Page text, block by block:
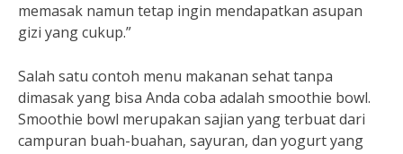
memasak namun tetap ingin mendapatkan asupan
gizi yang cukup.”
Salah satu contoh menu makanan sehat tanpa
dimasak yang bisa Anda coba adalah smoothie bowl.
Smoothie bowl merupakan sajian yang terbuat dari
campuran buah-buahan, sayuran, dan yogurt yang